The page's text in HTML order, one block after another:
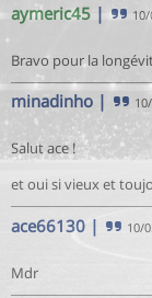
aymeric45 |
Bravo pour la
minadinho |
Salut ace !
et oui si vieux et
ace66130 | 10/
Mdr